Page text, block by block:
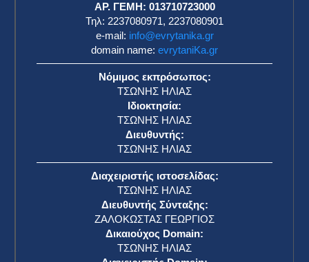
ΑΡ. ΓΕΜΗ: 013710723000
Τηλ: 2237080971, 2237080901
e-mail: info@evrytanika.gr
domain name: evrytaniKa.gr
Νόμιμος εκπρόσωπος:
ΤΣΩΝΗΣ ΗΛΙΑΣ
Ιδιοκτησία:
ΤΣΩΝΗΣ ΗΛΙΑΣ
Διευθυντής:
ΤΣΩΝΗΣ ΗΛΙΑΣ
Διαχειριστής ιστοσελίδας:
ΤΣΩΝΗΣ ΗΛΙΑΣ
Διευθυντής Σύνταξης:
ΖΑΛΟΚΩΣΤΑΣ ΓΕΩΡΓΙΟΣ
Δικαιούχος Domain:
ΤΣΩΝΗΣ ΗΛΙΑΣ